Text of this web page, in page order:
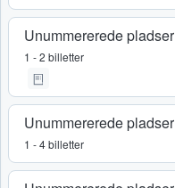
Unummererede pladser
1 - 2 billetter
Unummererede pladser
1 - 4 billetter